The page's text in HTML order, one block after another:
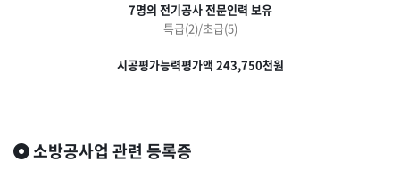
7명의 전기공사 전문인력 보유
특급(2)/초급(5)
시공평가능력평가액 243,750천원
소방공사업 관련 등록증